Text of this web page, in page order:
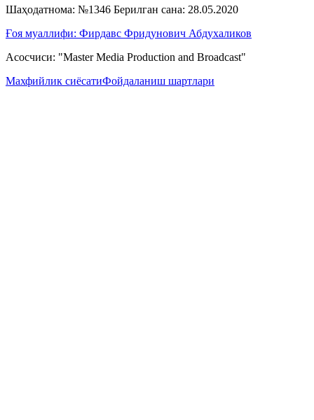
Шаҳодатнома: №1346 Берилган сана: 28.05.2020
Ғоя муаллифи: Фирдавс Фридунович Абдухаликов
Асосчиси: "Master Media Production and Broadcast"
Махфийлик сиёсатиФойдаланиш шартлари